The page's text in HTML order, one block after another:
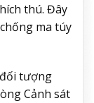
thú. Đây
ma túy
đối tượng
Cảnh sát